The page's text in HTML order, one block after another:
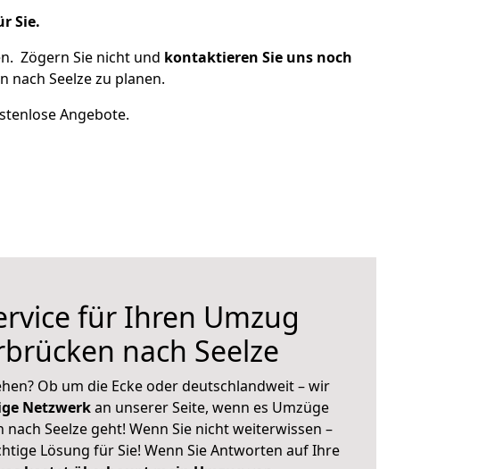
Sie.
Zögern Sie nicht und kontaktieren Sie uns noch
nach Seelze zu planen.
Angebote.
für Ihren Umzug
nach Seelze
Ob um die Ecke oder deutschlandweit – wir
Netzwerkan unserer Seite, wenn es Umzüge
nach Seelze geht! Wenn Sie nicht weiterwissen –
Lösung für Sie! Wenn Sie Antworten auf Ihre